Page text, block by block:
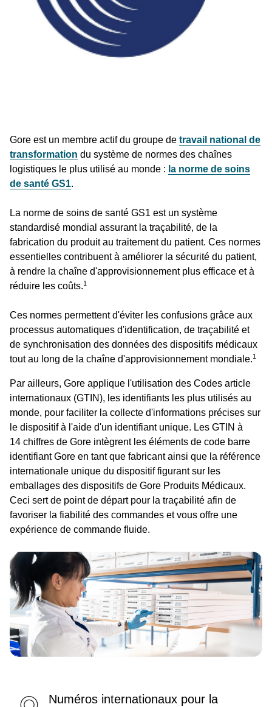
Gore est un membre actif du groupe de travail national de
transformation du système de normes des chaînes
logistiques le plus utilisé au monde : la norme de soins
de santé GS1.
La norme de soins de santé GS1 est un système
standardisé mondial assurant la traçabilité, de la
fabrication du produit au traitement du patient. Ces normes
essentielles contribuent à améliorer la sécurité du patient,
à rendre la chaîne d'approvisionnement plus efficace et à
réduire les coûts.1
Ces normes permettent d'éviter les confusions grâce aux
processus automatiques d'identification, de traçabilité et
de synchronisation des données des dispositifs médicaux
tout au long de la chaîne d'approvisionnement mondiale.1
Par ailleurs, Gore applique l'utilisation des Codes article
internationaux (GTIN), les identifiants les plus utilisés au
monde, pour faciliter la collecte d'informations précises sur
le dispositif à l'aide d'un identifiant unique. Les GTIN à
14 chiffres de Gore intègrent les éléments de code barre
identifiant Gore en tant que fabricant ainsi que la référence
internationale unique du dispositif figurant sur les
emballages des dispositifs de Gore Produits Médicaux.
Ceci sert de point de départ pour la traçabilité afin de
favoriser la fiabilité des commandes et vous offre une
expérience de commande fluide.
Image
Numéros internationaux pour la